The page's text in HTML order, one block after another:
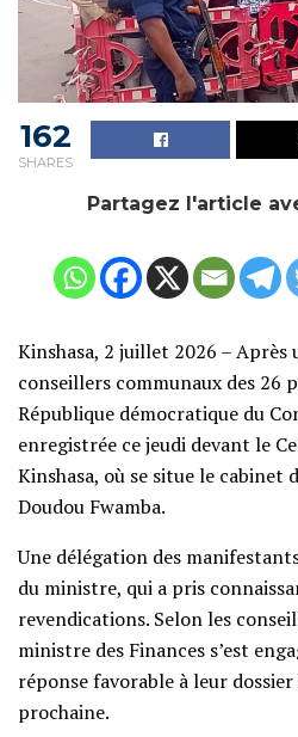
162
SHARES
Partagez l'article
Kinshasa, 2 juillet 2026 –
conseillers communaux des 26
République démocratique du
enregistrée ce jeudi devant le
Kinshasa, où se situe le cabinet
Doudou Fwamba.
Une délégation des
du ministre, qui a pris
revendications. Selon les
ministre des Finances s’est
réponse favorable à leur dossier
prochaine.